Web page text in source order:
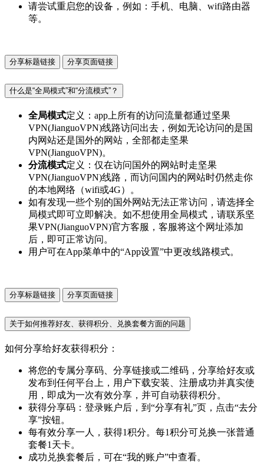
请尝试重启您的设备，例如：手机、电脑、wifi路由器
等。
分享标题链接 分享页面链接
什么是“全局模式”和“分流模式”？
全局模式定义：app上所有的访问流量都通过坚果
VPN(JianguoVPN)线路访问出去，例如无论访问的是国
内网站还是国外的网站，全部都走坚果
VPN(JianguoVPN)。
分流模式定义：仅在访问国外的网站时走坚果
VPN(JianguoVPN)线路，而访问国内的网站时仍然走你
的本地网络（wifi或4G）。
如有发现一些个别的国外网站无法正常访问，请选择全
局模式即可立即解决。如不想使用全局模式，请联系坚
果VPN(JianguoVPN)官方客服，客服将这个网址添加
后，即可正常访问。
用户可在App菜单中的“App设置”中更改线路模式。
分享标题链接 分享页面链接
关于如何推荐好友、获得积分、兑换套餐方面的问题
如何分享给好友获得积分：
将您的专属分享码、分享链接或二维码，分享给好友或
发布到任何平台上，用户下载安装、注册成功并真实使
用，即成为一次有效分享，并可自动获得积分。
获得分享码：登录账户后，到“分享有礼”页，点击“去分
享”按钮。
每有效分享一人，获得1积分。每1积分可兑换一张普通
套餐1天卡。
成功兑换套餐后，可在“我的账户”中查看。